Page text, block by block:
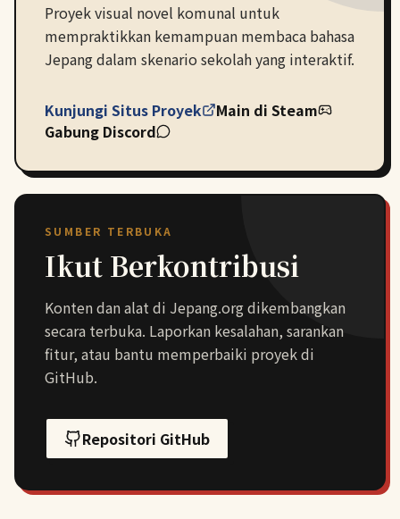
Proyek visual novel komunal untuk
mempraktikkan kemampuan membaca bahasa
Jepang dalam skenario sekolah yang interaktif.
Kunjungi Situs Proyek
Main di Steam
Gabung Discord
SUMBER TERBUKA
Ikut Berkontribusi
Konten dan alat di Jepang.org dikembangkan
secara terbuka. Laporkan kesalahan, sarankan
fitur, atau bantu memperbaiki proyek di
GitHub.
Repositori GitHub